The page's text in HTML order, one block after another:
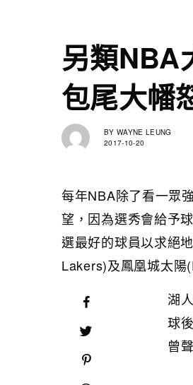
另類NBA
包尾大幡
BY WAYNE LEUNG
2017-10-20
每年NBA除了看一眾
望，因為選秀會給予
選最好的球員以求絕
Lakers)及鳳凰城太陽
湖
球
曾